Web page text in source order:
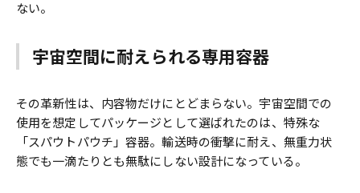
ない。
宇宙空間に耐えられる専用容器
その革新性は、内容物だけにとどまらない。宇宙空間での
使用を想定してパッケージとして選ばれたのは、特殊な
「スパウトパウチ」容器。輸送時の衝撃に耐え、無重力状
態でも一滴たりとも無駄にしない設計になっている。